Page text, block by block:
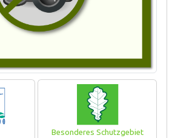
Besonderes Schutzgebiet